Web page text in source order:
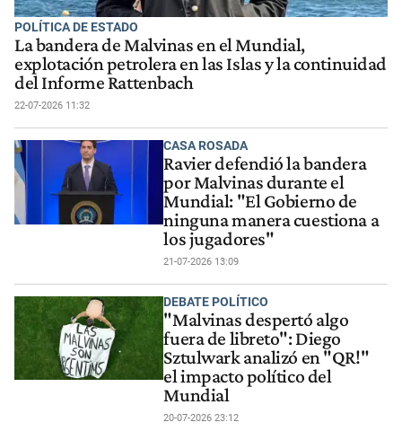
POLÍTICA DE ESTADO
La bandera de Malvinas en el Mundial,
explotación petrolera en las Islas y la continuidad
del Informe Rattenbach
22-07-2026 11:32
CASA ROSADA
Ravier defendió la bandera
por Malvinas durante el
Mundial: "El Gobierno de
ninguna manera cuestiona a
los jugadores"
21-07-2026 13:09
DEBATE POLÍTICO
"Malvinas despertó algo
fuera de libreto": Diego
Sztulwark analizó en "QR!"
el impacto político del
Mundial
20-07-2026 23:12